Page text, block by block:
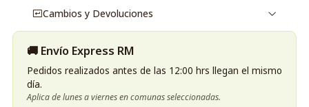
Cambios y Devoluciones
🚚 Envío Express RM
Pedidos realizados antes de las 12:00 hrs llegan el mismo
día.
Aplica de lunes a viernes en comunas seleccionadas.